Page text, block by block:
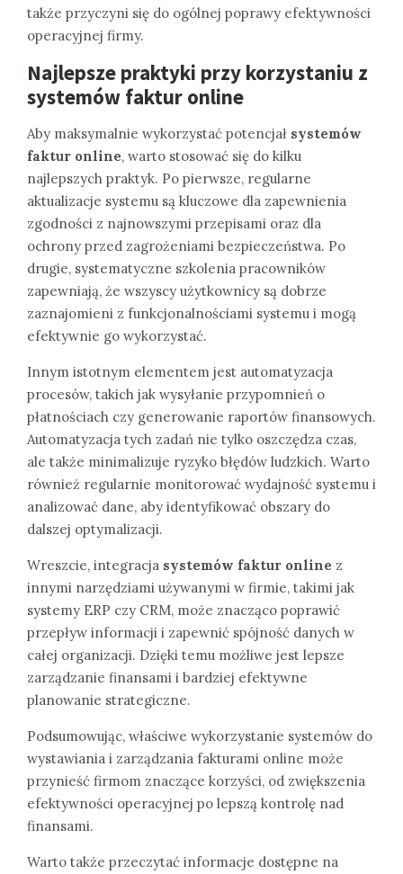
także przyczyni się do ogólnej poprawy efektywności
operacyjnej firmy.
Najlepsze praktyki przy korzystaniu z
systemów faktur online
Aby maksymalnie wykorzystać potencjał systemów
faktur online, warto stosować się do kilku
najlepszych praktyk. Po pierwsze, regularne
aktualizacje systemu są kluczowe dla zapewnienia
zgodności z najnowszymi przepisami oraz dla
ochrony przed zagrożeniami bezpieczeństwa. Po
drugie, systematyczne szkolenia pracowników
zapewniają, że wszyscy użytkownicy są dobrze
zaznajomieni z funkcjonalnościami systemu i mogą
efektywnie go wykorzystać.
Innym istotnym elementem jest automatyzacja
procesów, takich jak wysyłanie przypomnień o
płatnościach czy generowanie raportów finansowych.
Automatyzacja tych zadań nie tylko oszczędza czas,
ale także minimalizuje ryzyko błędów ludzkich. Warto
również regularnie monitorować wydajność systemu i
analizować dane, aby identyfikować obszary do
dalszej optymalizacji.
Wreszcie, integracja systemów faktur online z
innymi narzędziami używanymi w firmie, takimi jak
systemy ERP czy CRM, może znacząco poprawić
przepływ informacji i zapewnić spójność danych w
całej organizacji. Dzięki temu możliwe jest lepsze
zarządzanie finansami i bardziej efektywne
planowanie strategiczne.
Podsumowując, właściwe wykorzystanie systemów do
wystawiania i zarządzania fakturami online może
przynieść firmom znaczące korzyści, od zwiększenia
efektywności operacyjnej po lepszą kontrolę nad
finansami.
Warto także przeczytać informacje dostępne na